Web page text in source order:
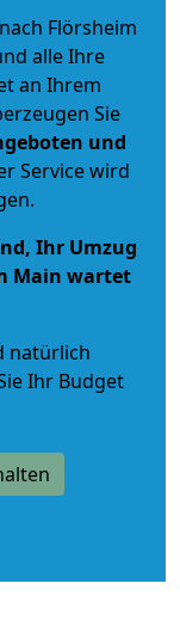
Flörsheim
alle Ihre
an Ihrem
Sie
und
Service wird
Ihr Umzug
Main wartet
natürlich
Ihr Budget